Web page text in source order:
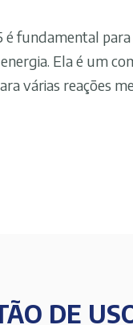
é fundamental
Ela é um
várias reações
DE